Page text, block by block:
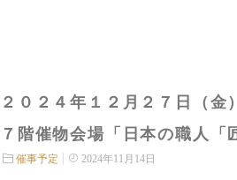
２０２４年１２月２７日（
７階催物会場「日本の職人「
催事予定 2024年11月14日